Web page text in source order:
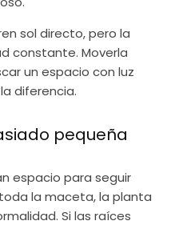
sol directo, pero la
constante. Moverla
un espacio con luz
diferencia.
pequeña
espacio para seguir
la maceta, la planta
Si las raíces